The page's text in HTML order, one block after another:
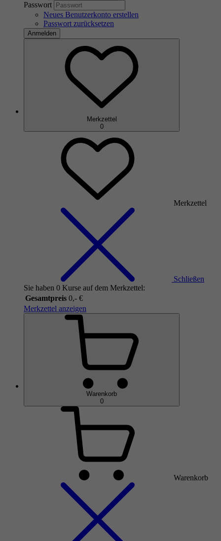
Passwort
Neues Benutzerkonto erstellen
Passwort zurücksetzen
Anmelden
Merkzettel
0
Merkzettel
Schließen
Sie haben 0 Kurse auf dem Merkzettel:
Gesamtpreis 0,- €
Merkzettel anzeigen
Warenkorb
0
Warenkorb